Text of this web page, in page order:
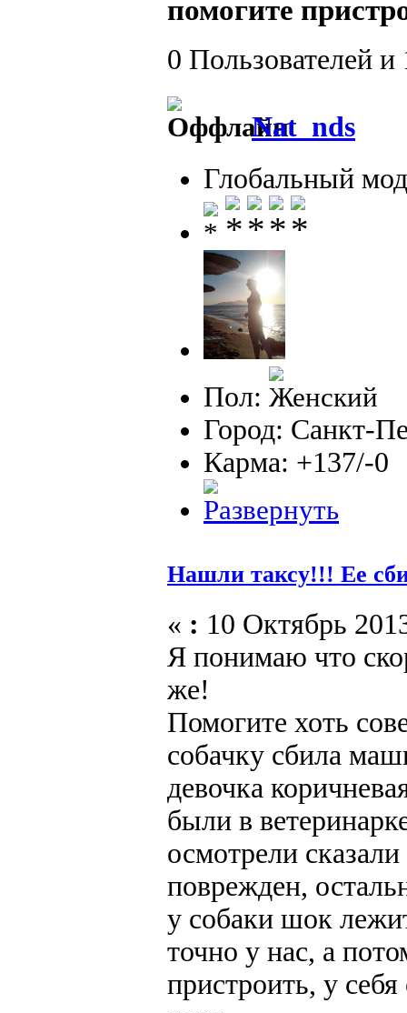
помогите
0 Пользователей
Nat_nds
Глобальный
Пол:
Город: Санкт-
Карма: +137/-0
Нашли таксу!!! Ее
« : 10 Октябрь
Я понимаю что
же!
Помогите хоть
собачку сбила
девочка
были в
осмотрели
поврежден,
у собаки шок
точно у нас, а
пристроить, у